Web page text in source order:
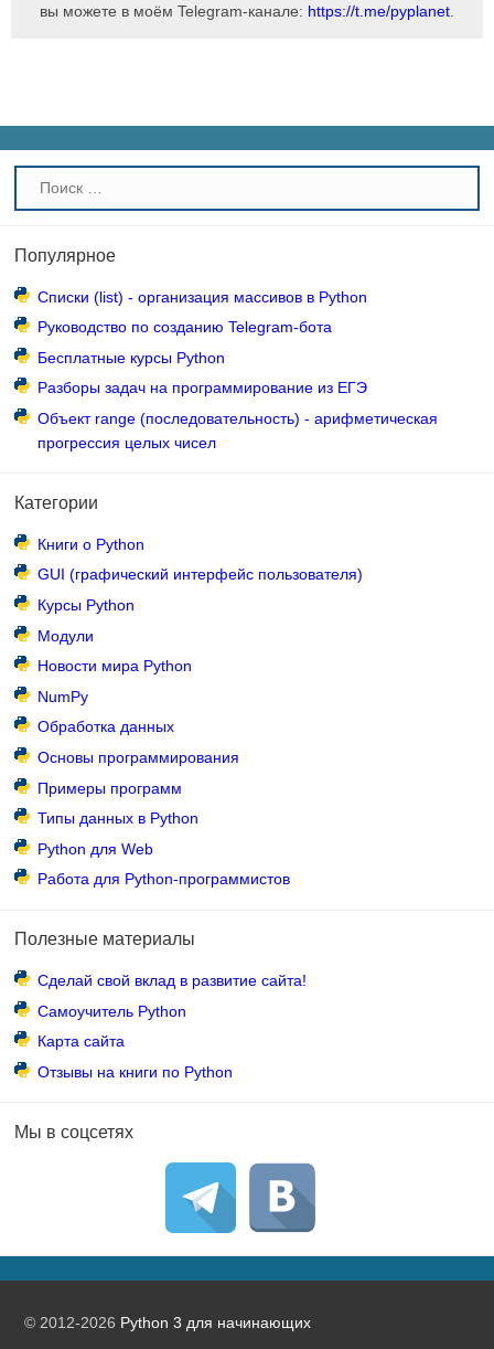
вы можете в моём Telegram-канале: https://t.me/pyplanet
Популярное
Списки (list) - организация массивов в Python
Руководство по созданию Telegram-бота
Бесплатные курсы Python
Разборы задач на программирование из ЕГЭ
Объект range (последовательность) - арифметическая
прогрессия целых чисел
Категории
Книги о Python
GUI (графический интерфейс пользователя)
Курсы Python
Модули
Новости мира Python
NumPy
Обработка данных
Основы программирования
Примеры программ
Типы данных в Python
Python для Web
Работа для Python-программистов
Полезные материалы
Сделай свой вклад в развитие сайта!
Самоучитель Python
Карта сайта
Отзывы на книги по Python
Мы в соцсетях
© 2012-2026 Python 3 для начинающих